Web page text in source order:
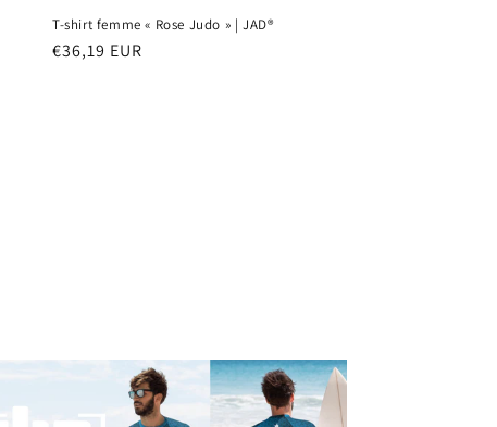
T-shirt femme « Rose Judo » | JAD®
Prix
€36,19 EUR